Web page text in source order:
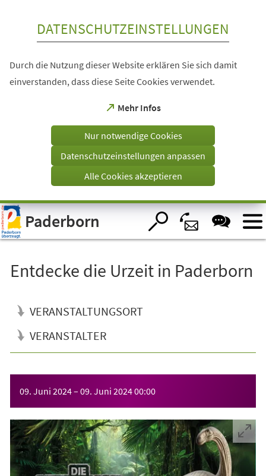
Visuelle
Assistenzsoftware
öffnen.
DATENSCHUTZEINSTELLUNGEN
Durch die Nutzung dieser Website erklären Sie sich damit
einverstanden, dass diese Seite Cookies verwendet.
Mehr Infos
(Öffnet
einem
Tab)
Nur notwendige Cookies
Datenschutzeinstellungen anpassen
Alle Cookies akzeptieren
Paderborn
Entdecke die Urzeit in Paderborn
VERANSTALTUNGSORT
VERANSTALTER
09. Juni 2024– 09. Juni 202400:00